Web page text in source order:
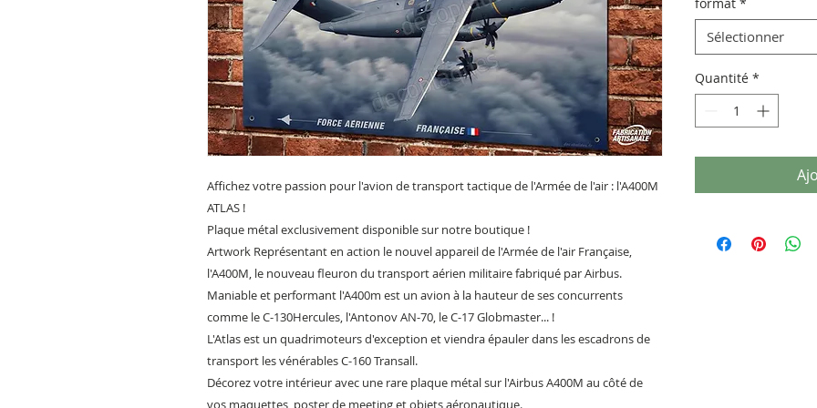
Affichez votre passion pour l'avion de transport tactique de l'Armée de l'air : l'A400M
ATLAS !
Plaque métal exclusivement disponible sur notre boutique !
Artwork Représentant en action le nouvel appareil de l'Armée de l'air Française,
l'A400M, le nouveau fleuron du transport aérien militaire fabriqué par Airbus.
Maniable et performant l'A400m est un avion à la hauteur de ses concurrents
comme le C-130Hercules, l'Antonov AN-70, le C-17 Globmaster... !
L'Atlas est un quadrimoteurs d'exception et viendra épauler dans les escadrons de
transport les vénérables C-160 Transall.
Décorez votre intérieur avec une rare plaque métal sur l'Airbus A400M au côté de
vos maquettes, poster de meeting et objets aéronautique.
Sélectionner
Quantité *